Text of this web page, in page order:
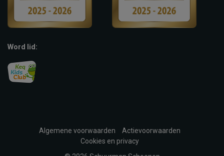
Word lid:
Algemene voorwaarden
Actievoorwaarden
Cookies en privacy